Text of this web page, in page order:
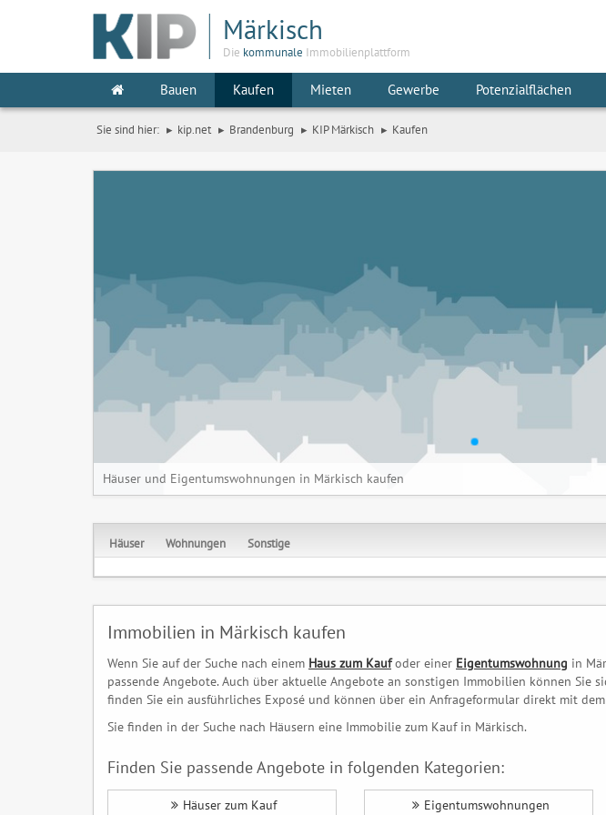
Märkisch
Die kommunale Immobilienplattform
Bauen Kaufen Mieten Gewerbe Potenzialflächen
Sie sind hier: kip.net Brandenburg KIP Märkisch Kaufen
Häuser und Eigentumswohnungen in Märkisch kaufen
Häuser Wohnungen Sonstige
Immobilien in Märkisch kaufen
Wenn Sie auf der Suche nach einem Haus zum Kaufoder einer Eigentumswohnung in
passende Angebote. Auch über aktuelle Angebote an sonstigen Immobilien können Sie
finden Sie ein ausführliches Exposé und können über ein Anfrageformular direkt mit
Sie finden in der Suche nach Häusern eine Immobilie zum Kauf in Märkisch.
Finden Sie passende Angebote in folgenden Kategorien:
Häuser zum Kauf Eigentumswohnungen